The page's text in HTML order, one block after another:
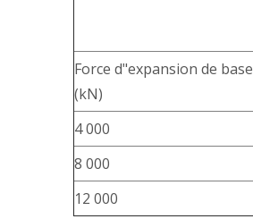
Force d"expansion de base
(kN)
4 000
8 000
12 000